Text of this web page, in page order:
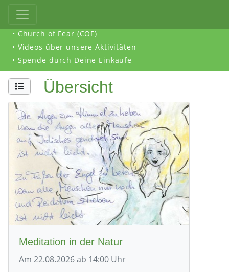
• Church of Fear (COF)
• Videos über unsere Aktivitäten
• Spende durch Deine Einkäufe
Übersicht
Meditation in der Natur
Am 22.08.2026 ab 14:00 Uhr